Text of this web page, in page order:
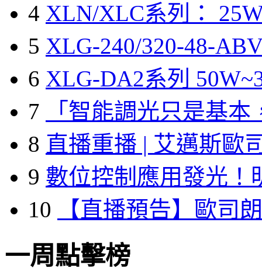
4 XLN/XLC系列：
5 XLG-240/320-48-
6 XLG-DA2系列
7
「智能調光只是基本
8 直播重播 | 艾邁斯歐
9 數位控制應用發光！
10
【直播預告】歐司
一周點擊榜